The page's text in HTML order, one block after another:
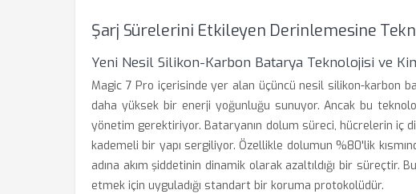
Şarj Sürelerini Etkileyen Derinlemesine
Yeni Nesil Silikon-Karbon Batarya Teknolojisi ve
Magic 7 Pro içerisinde yer alan üçüncü nesil silikon-karbon
daha yüksek bir enerji yoğunluğu sunuyor. Ancak bu
yönetim gerektiriyor. Bataryanın dolum süreci, hücrelerin iç
kademeli bir yapı sergiliyor. Özellikle dolumun %80'lik
adına akım şiddetinin dinamik olarak azaltıldığı bir
etmek için uyguladığı standart bir koruma protokolüdür.